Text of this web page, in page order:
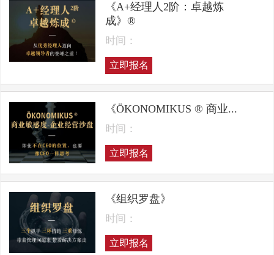
《A+经理人2阶：卓越炼
成》®
时间：
立即报名
《ÖKONOMIKUS ® 商业...
时间：
立即报名
《组织罗盘》
时间：
立即报名